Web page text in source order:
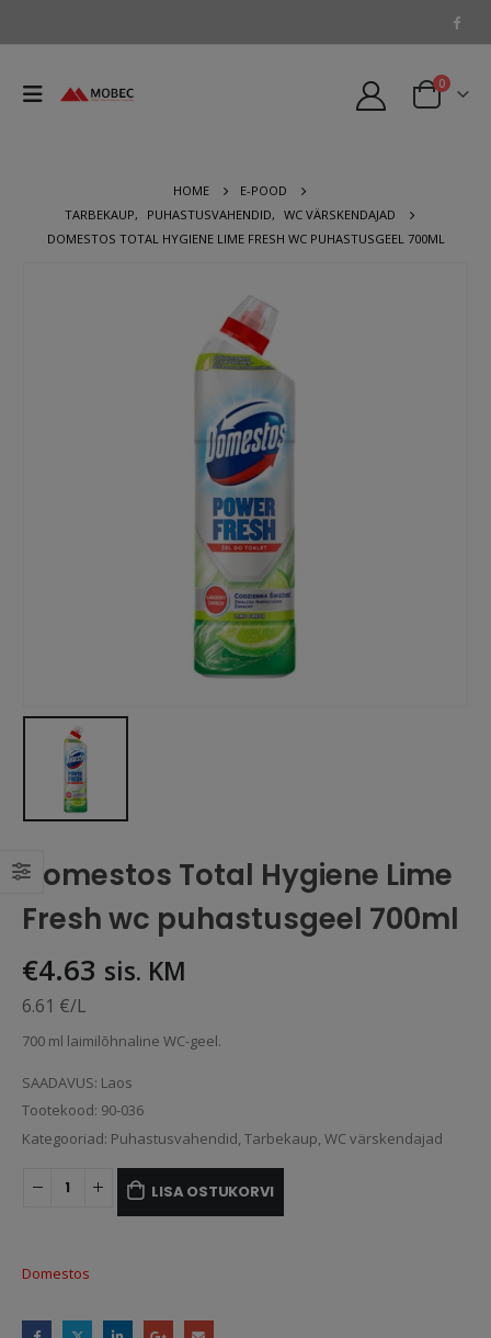
0
HOME
E-POOD
TARBEKAUP, PUHASTUSVAHENDID, WC VÄRSKENDAJAD
DOMESTOS TOTAL HYGIENE LIME FRESH WC PUHASTUSGEEL 700ML
Domestos Total Hygiene Lime
Fresh wc puhastusgeel 700ml
€4.63 sis. KM
6.61 €/L
700 ml laimilõhnaline WC-geel.
SAADAVUS: Laos
Tootekood: 90-036
Kategooriad: Puhastusvahendid, Tarbekaup, WC värskendajad
LISA OSTUKORVI
Domestos